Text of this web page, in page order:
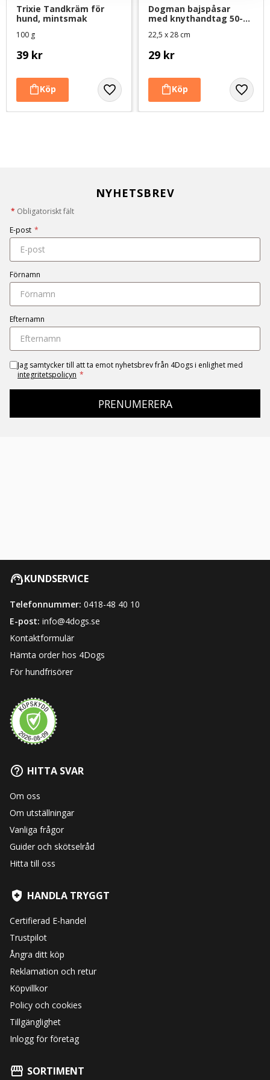
Trixie Tandkräm för
hund, mintsmak
100 g
39 kr
Dogman bajspåsar
med knythandtag 50-
22,5 x 28 cm
29 kr
NYHETSBREV
* Obligatoriskt fält
E-post *
Förnamn
Efternamn
Jag samtycker till att ta emot nyhetsbrev från 4Dogs i enlighet med
integritetspolicyn *
PRENUMERERA
KUNDSERVICE
Telefonnummer: 0418-48 40 10
E-post: info@4dogs.se
Kontaktformulär
Hämta order hos 4Dogs
För hundfrisörer
HITTA SVAR
Om oss
Om utställningar
Vanliga frågor
Guider och skötselråd
Hitta till oss
HANDLA TRYGGT
Certifierad E-handel
Trustpilot
Ångra ditt köp
Reklamation och retur
Köpvillkor
Policy och cookies
Tillgänglighet
Inlogg för företag
SORTIMENT